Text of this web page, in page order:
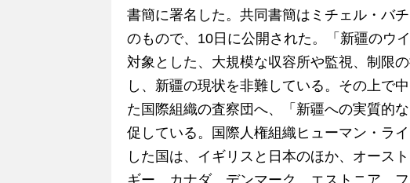
書簡に署名した。共同書簡はミチェル・バ
のもので、10日に公開された。「新疆のウ
対象とした、大規模な収容所や監視、制限
し、新疆の現状を非難している。その上で
た国際組織の査察団へ、「新疆への実質的
促している。国際人権組織ヒューマン・ラ
した国は、イギリスと日本のほか、オース
ギー、カナダ、デンマーク、エストニア、